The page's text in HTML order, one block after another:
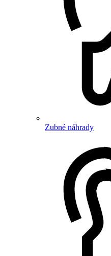
Zubné náhrady